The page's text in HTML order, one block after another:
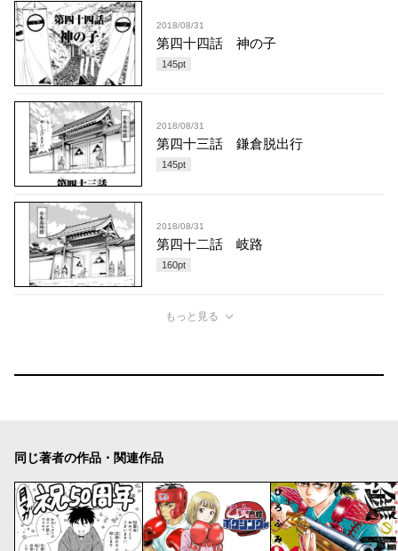
2018/08/31
第四十四話 神の子
145pt
2018/08/31
第四十三話 鎌倉脱出行
145pt
2018/08/31
第四十二話 岐路
160pt
もっと見る
同じ著者の作品・関連作品